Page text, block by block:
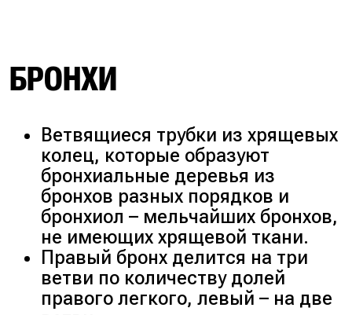
БРОНХИ
Ветвящиеся трубки из хрящевых
колец, которые образуют
бронхиальные деревья из
бронхов разных порядков и
бронхиол – мельчайших бронхов,
не имеющих хрящевой ткани.
Правый бронх делится на три
ветви по количеству долей
правого легкого, левый – на две